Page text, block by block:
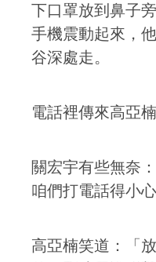
下口罩放到鼻子
手機震動起來，
谷深處走。
電話裡傳來高亞
關宏宇有些無奈
咱們打電話得小
高亞楠笑道：「